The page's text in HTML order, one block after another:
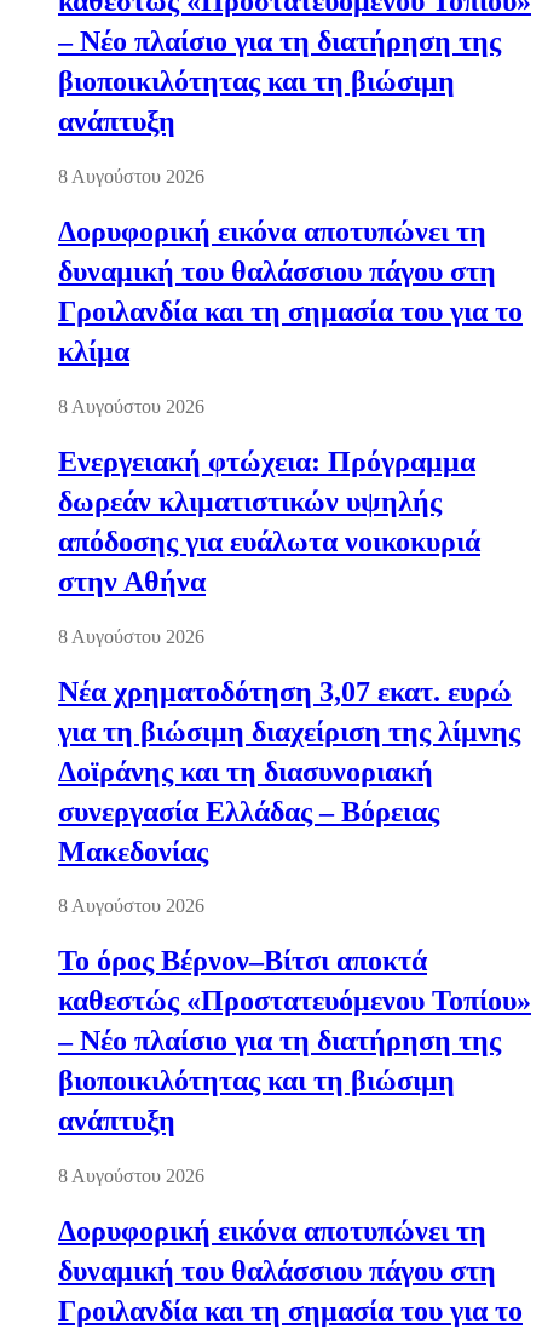
– Νέο πλαίσιο για τη διατήρηση της
βιοποικιλότητας και τη βιώσιμη
ανάπτυξη
8 Αυγούστου 2026
Δορυφορική εικόνα αποτυπώνει τη
δυναμική του θαλάσσιου πάγου στη
Γροιλανδία και τη σημασία του για το
κλίμα
8 Αυγούστου 2026
Ενεργειακή φτώχεια: Πρόγραμμα
δωρεάν κλιματιστικών υψηλής
απόδοσης για ευάλωτα νοικοκυριά
στην Αθήνα
8 Αυγούστου 2026
Νέα χρηματοδότηση 3,07 εκατ. ευρώ
για τη βιώσιμη διαχείριση της λίμνης
Δοϊράνης και τη διασυνοριακή
συνεργασία Ελλάδας – Βόρειας
Μακεδονίας
8 Αυγούστου 2026
Το όρος Βέρνον–Βίτσι αποκτά
καθεστώς «Προστατευόμενου Τοπίου»
– Νέο πλαίσιο για τη διατήρηση της
βιοποικιλότητας και τη βιώσιμη
ανάπτυξη
8 Αυγούστου 2026
Δορυφορική εικόνα αποτυπώνει τη
δυναμική του θαλάσσιου πάγου στη
Γροιλανδία και τη σημασία του για το